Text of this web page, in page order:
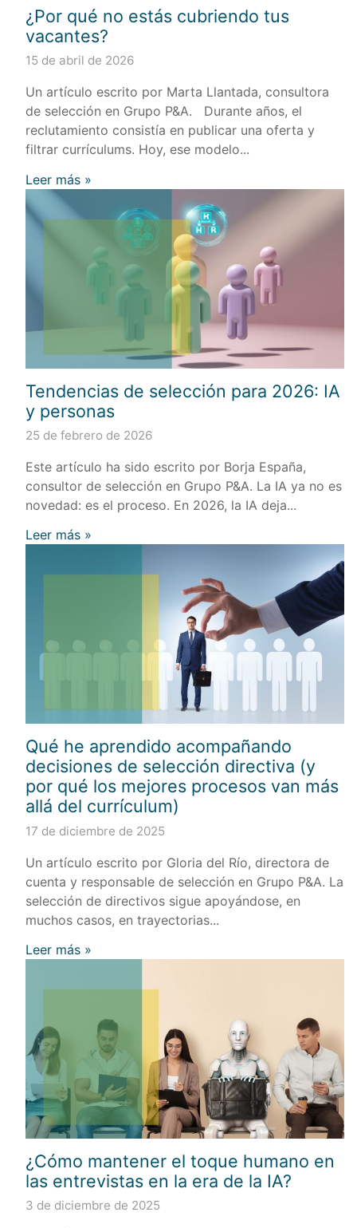
¿Por qué no estás cubriendo tus
vacantes?
15 de abril de 2026
Un artículo escrito por Marta Llantada, consultora
de selección en Grupo P&A. Durante años, el
reclutamiento consistía en publicar una oferta y
filtrar currículums. Hoy, ese modelo...
Leer más »
Tendencias de selección para 2026: IA
y personas
25 de febrero de 2026
Este artículo ha sido escrito por Borja España,
consultor de selección en Grupo P&A. La IA ya no es
novedad: es el proceso. En 2026, la IA deja...
Leer más »
Qué he aprendido acompañando
decisiones de selección directiva (y
por qué los mejores procesos van más
allá del currículum)
17 de diciembre de 2025
Un artículo escrito por Gloria del Río, directora de
cuenta y responsable de selección en Grupo P&A. La
selección de directivos sigue apoyándose, en
muchos casos, en trayectorias...
Leer más »
¿Cómo mantener el toque humano en
las entrevistas en la era de la IA?
3 de diciembre de 2025